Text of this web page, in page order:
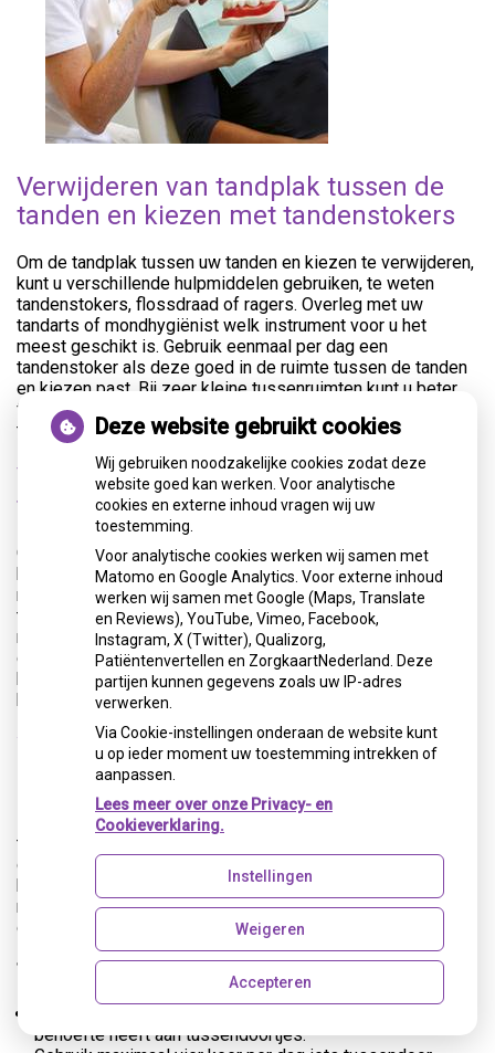
Verwijderen van tandplak tussen de
tanden en kiezen met tandenstokers
Om de tandplak tussen uw tanden en kiezen te verwijderen,
kunt u verschillende hulpmiddelen gebruiken, te weten
tandenstokers, flossdraad of ragers. Overleg met uw
tandarts of mondhygiënist welk instrument voor u het
meest geschikt is. Gebruik eenmaal per dag een
tandenstoker als deze goed in de ruimte tussen de tanden
en kiezen past. Bij zeer kleine tussenruimten kunt u beter
flossdraad gebruiken. Is de tussenruimte te groot voor een
tandenstoker? Gebruik dan ragers.
Verwijderen van tandplak tussen de
tanden en kiezen met ragers
Om de tandplak tussen uw tanden en kiezen te verwijderen,
kunt u verschillende hulpmiddelen gebruiken, te weten
ragers, tandenstokers of flossdraad. Overleg met uw
tandarts of mondhygiënist welk instrument voor u het
meest geschikt is. Gebruik eenmaal per dag een rager als
de tussenruimte voldoende groot is. Is de tussenruimte te
klein voor een rager? Gebruik dan tandenstokers. Bij zeer
kleine tussenruimten kunt u beter flossdraad gebruiken.
Wat kan ik verder doen om mijn gebit
gezond te houden?
Met een goede mondhygiëne houdt u tanden, kiezen en
tandvlees gezond. Poets uw tanden daarom tweemaal per
dag met fluoridetandpasta. Met de tandenborstel alleen
kunt u de ruimten tussen tanden en kiezen niet goed
reinigen. Gebruik daarom op advies van uw behandelaar
dagelijks ragers, flossdraad of tandenstokers.
Tips voor een gezond gebit
behoefte heeft aan tussendoortjes.
Deze website gebruikt cookies
Wij gebruiken noodzakelijke cookies zodat deze
website goed kan werken. Voor analytische
cookies en externe inhoud vragen wij uw
toestemming.
Voor analytische cookies werken wij samen met
Matomo en Google Analytics. Voor externe inhoud
werken wij samen met Google (Maps, Translate
en Reviews), YouTube, Vimeo, Facebook,
Instagram, X (Twitter), Qualizorg,
Patiëntenvertellen en ZorgkaartNederland. Deze
partijen kunnen gegevens zoals uw IP-adres
verwerken.
Via Cookie-instellingen onderaan de website kunt
u op ieder moment uw toestemming intrekken of
aanpassen.
Lees meer over onze Privacy- en
Cookieverklaring.
Instellingen
Weigeren
Accepteren